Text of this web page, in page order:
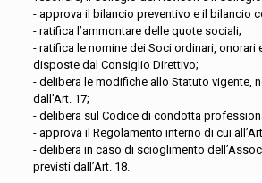
- approva il bilancio preventivo e il bilancio
- ratifica l’ammontare delle quote sociali;
- ratifica le nomine dei Soci ordinari, onorari
disposte dal Consiglio Direttivo;
- delibera le modifiche allo Statuto vigente,
dall’Art. 17;
- delibera sul Codice di condotta
- approva il Regolamento interno di cui
- delibera in caso di scioglimento
previsti dall’Art. 18.